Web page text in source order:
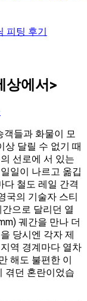
피팅 후기
상에서>
객들과 화물이 모
상 달릴 수 없기 때
선로에 서 있는
일이 나르고 옮깁
다 철도 레일 간격
국의 기술자 스티
으로 달리던 열
궤간을 만나 더
당시엔 각자 제
역 경계마다 열차
해도 불편한 이
겪던 혼란이었습